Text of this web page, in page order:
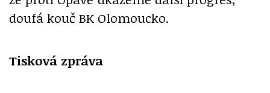
doufá kouč BK Olomoucko.
Tisková zpráva